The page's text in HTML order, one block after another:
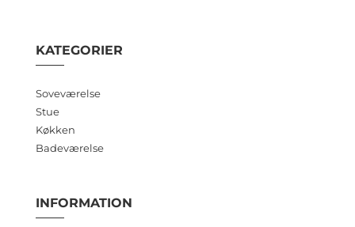
KATEGORIER
Soveværelse
Stue
Køkken
Badeværelse
INFORMATION